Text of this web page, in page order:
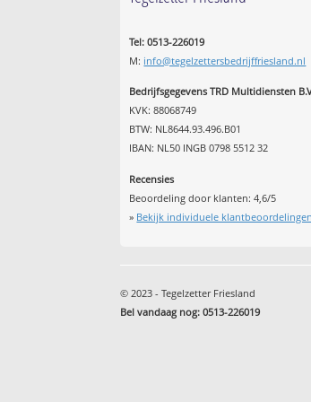
Tel: 0513-226019
M: info@tegelzettersbedrijffriesland.nl
Bedrijfsgegevens TRD Multidiensten
KVK: 88068749
BTW: NL8644.93.496.B01
IBAN: NL50 INGB 0798 5512 32
Recensies
Beoordeling door klanten:4,6/5
» Bekijk individuele klantbeoordelingen
© 2023 - Tegelzetter Friesland
Bel vandaag nog: 0513-226019